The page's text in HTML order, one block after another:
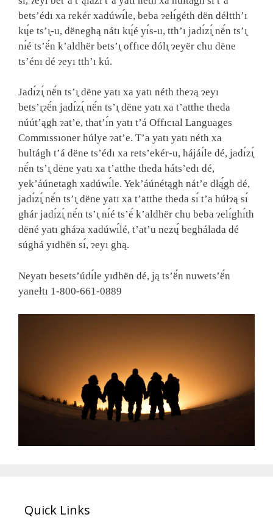
bets’édı xa rekér xadúwı́le, beba ɂełı́géth dën déłtth’ı
kų́e ts’ı̨-u, dëneghą nátı kų́é yı́s-u, tth’ı jadı́zı̨́ në́n ts’ı̨
nı́é ts’ë́n k’aldhër bets’ı̨ offıce dólı̨ ɂeyër chu dëne
ts’énı dé ɂeyı tth’ı kú.
Jadı́zı̨́ në́n ts’ı̨ dëne yatı xa yatı néth theɂą ɂeyı
bets’ı̨ɂë́n jadı́zı̨́ në́n ts’ı̨ dëne yatı xa t’atthe theda
núút’ągh ɂat’e, that’ı́n yatı t’á Offıcıal Languages
Commıssıoner húlye ɂat’e. T’a yatı yatı néth xa
hultágh t’á dëne ts’édı xa rets’ekér-u, hájáı́le dé, jadı́zı̨́
në́n ts’ı̨ dëne yatı xa t’atthe theda háts’edı dé,
yek’áúnetagh xadúwı́le. Yek’áúnétągh nát’e dłą́gh dé,
jadı́zı̨́ në́n ts’ı̨ dëne yatı xa t’atthe theda sı́ t’a húłɂą sı́
ghár jadı́zı̨́ në́n ts’ı̨ nı́é ts’ë́ k’aldhër chu beba ɂelı́ghı́th
dëné yatı gháɂa xadúwı́lé, t’at’u nezų́ beghálada dé
súghá yıdhën sı́, ɂeyı ghą.
Neyatı besets’údı́le yıdhën dé, ją ts’ë́n nuwets’ë́n
yanełtı 1-800-661-0889
Quick Links